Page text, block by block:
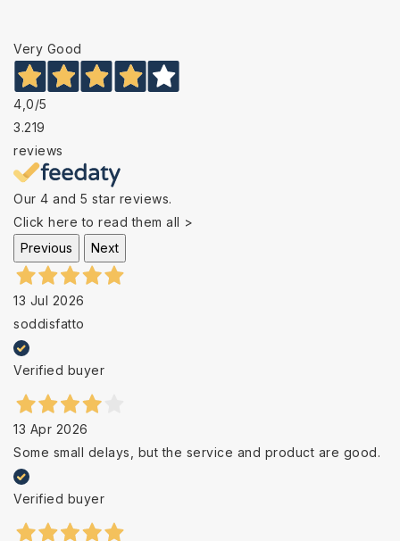
Very Good
4,0/5
3.219
reviews
Our 4 and 5 star reviews.
Click here to read them all >
Previous
Next
13 Jul 2026
soddisfatto
Verified buyer
13 Apr 2026
Some small delays, but the service and product are good.
Verified buyer